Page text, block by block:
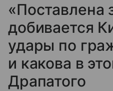
«Поставлена
добивается
удары по
и какова в
Драпатого